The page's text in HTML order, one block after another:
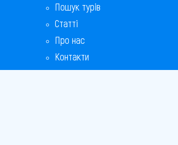
Пошук турів
Статті
Про нас
Контакти
Бонусна програма